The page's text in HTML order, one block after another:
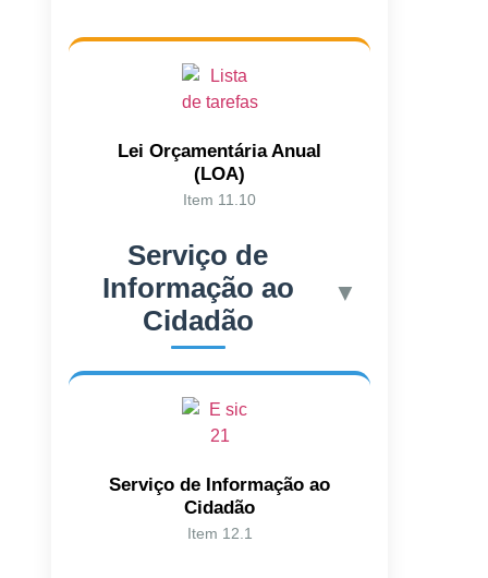
Lei Orçamentária Anual
(LOA)
Item 11.10
Serviço de
Informação ao
Cidadão
▼
Serviço de Informação ao
Cidadão
Item 12.1